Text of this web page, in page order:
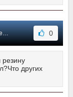
0
резину
других